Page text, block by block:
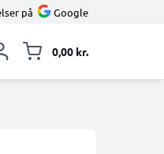
på Google
0,00 kr.